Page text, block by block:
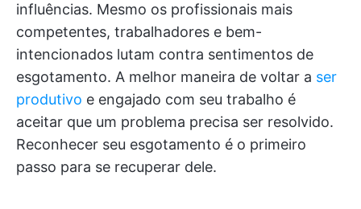
influências. Mesmo os profissionais mais
competentes, trabalhadores e bem-
intencionados lutam contra sentimentos de
esgotamento. A melhor maneira de voltar a ser
produtivo e engajado com seu trabalho é
aceitar que um problema precisa ser resolvido.
Reconhecer seu esgotamento é o primeiro
passo para se recuperar dele.